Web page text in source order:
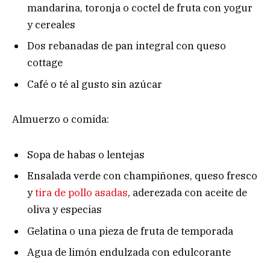
mandarina, toronja o coctel de fruta con yogur
y cereales
Dos rebanadas de pan integral con queso
cottage
Café o té al gusto sin azúcar
Almuerzo o comida:
Sopa de habas o lentejas
Ensalada verde con champiñones, queso fresco
ytira de pollo asadas, aderezada con aceite de
oliva y especias
Gelatina o una pieza de fruta de temporada
Agua de limón endulzada con edulcorante